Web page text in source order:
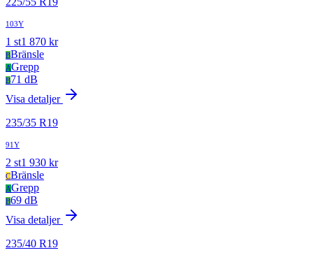
103Y
1 st1 870 kr
BBränsle
AGrepp
B71 dB
Visa detaljer
235/35 R19
91Y
2 st1 930 kr
CBränsle
AGrepp
B69 dB
Visa detaljer
235/40 R19